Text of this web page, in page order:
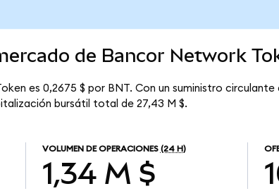
de Bancor Network
es 0,2675 $ por BNT. Con un suministro circulante
bursátil total de 27,43 M $.
VOLUMEN DE OPERACIONES (24 H)
1,34 M $